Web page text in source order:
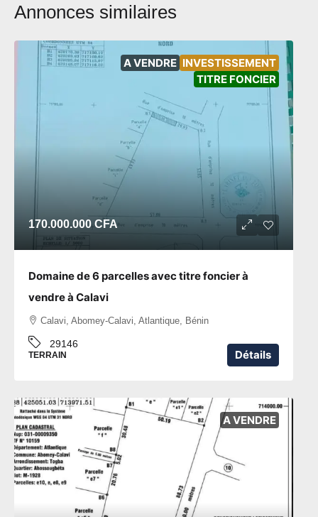
Annonces similaires
A VENDRE INVESTISSEMENT
TITRE FONCIER
170.000.000 CFA
Domaine de 6 parcelles avec titre foncier à
vendre à Calavi
Calavi, Abomey-Calavi, Atlantique, Bénin
29146
TERRAIN Détails
A VENDRE